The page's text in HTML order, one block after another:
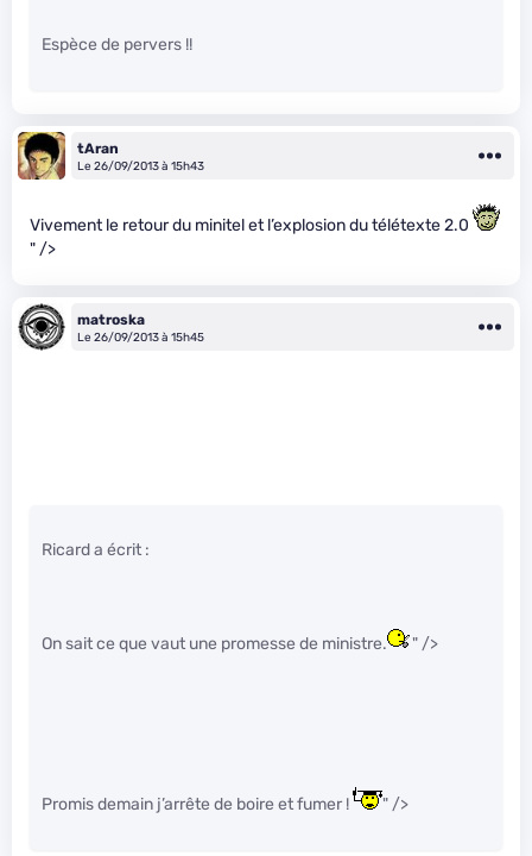
Espèce de pervers !!
tAran
Le 26/09/2013 à 15h43
Vivement le retour du minitel et l’explosion du télétexte 2.0
" />
matroska
Le 26/09/2013 à 15h45
Ricard a écrit :
On sait ce que vaut une promesse de ministre. " />
Promis demain j’arrête de boire et fumer ! " />